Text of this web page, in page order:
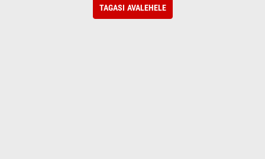
TAGASI AVALEHELE